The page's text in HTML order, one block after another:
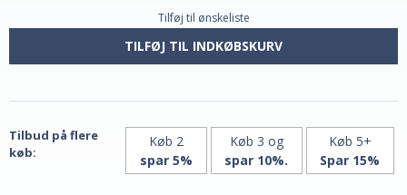
mg
fra
-
hurtigt!
mg
-
hurtigt!
Tilføj til ønskeliste
TILFØJ TIL INDKØBSKURV
Tilbud på flere
køb:
Køb 2
spar 5%
Køb 3 og
spar 10%.
Køb 5+
Spar 15%